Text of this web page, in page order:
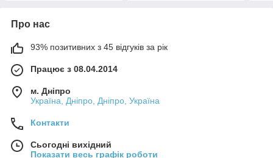
Про нас
93% позитивних з 45 відгуків за рік
Працює з 08.04.2014
м. Дніпро
Україна, Дніпро, Дніпро, Україна
Контакти
Сьогодні вихідний
Показати весь графік роботи